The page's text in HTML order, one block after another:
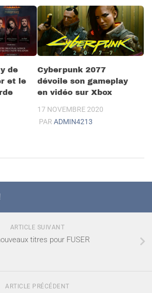
de
et le
Cyberpunk 2077
dévoile son gameplay
en vidéo sur Xbox
17 NOVEMBRE 2020
PAR ADMIN4213
ARTICLE SUIVANT
titres pour FUSER
ARTICLE PRÉCÉDENT